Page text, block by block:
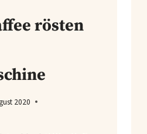
rösten
2020